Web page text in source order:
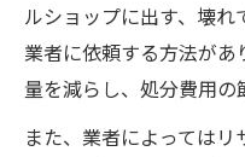
ルショップに出す、壊
業者に依頼する方法があ
量を減らし、処分費用の
また、業者によっては